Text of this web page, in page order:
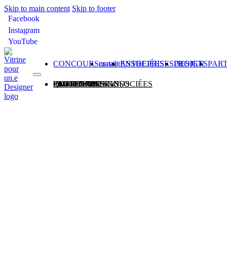
Skip to main content Skip to footer
Facebook
Instagram
YouTube
CONCOURSmatali crassetENTREPRISES ASSOCIÉES PROJETS DESIGN
CONCOURS
matali crasset
ENTREPRISES ASSOCIÉES
PROJETS DESIGN
PARTENAIRES
QUI SOMMES-NOUS